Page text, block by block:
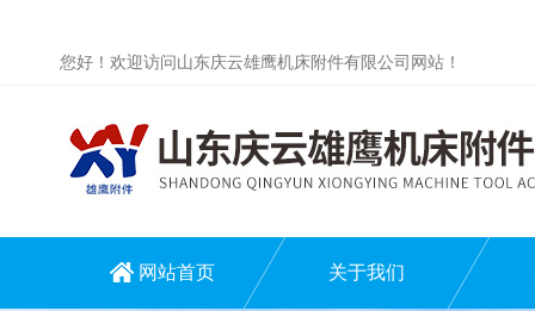
您好！欢迎访问山东庆云雄鹰机床附件有限公司网站！
网站首页 关于我们